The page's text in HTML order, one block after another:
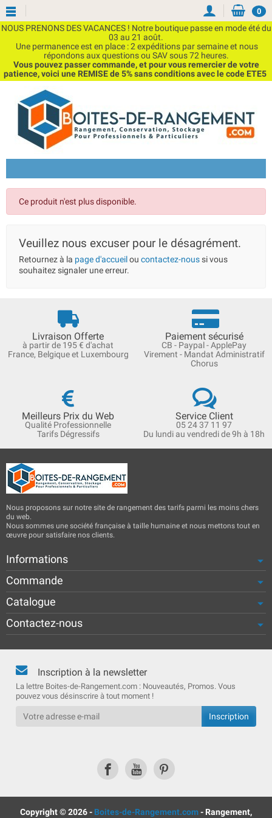
NOUS PRENONS DES VACANCES ! Notre boutique passe en mode été du
03 au 21 août.
Une permanence est en place : 2 expéditions par semaine et nous
répondons aux questions ou SAV sous 72 heures.
Vous pouvez passer commande, et pour vous remercier de votre
patience, voici une REMISE de 5% sans conditions avec le code ETE5
0
Ce produit n'est plus disponible.
Veuillez nous excuser pour le désagrément.
Retournez à la page d'accueilou contactez-noussi vous
souhaitez signaler une erreur.
Livraison Offerte
à partir de 195 € d'achat
France, Belgique et Luxembourg
Paiement sécurisé
CB - Paypal - ApplePay
Virement - Mandat Administratif
Chorus
Meilleurs Prix du Web
Qualité Professionnelle
Tarifs Dégressifs
Service Client
05 24 37 11 97
Du lundi au vendredi de 9h à 18h
Nous proposons sur notre site de rangement des tarifs parmi les moins chers
du web.
Nous sommes une société française à taille humaine et nous mettons tout en
œuvre pour satisfaire nos clients.
Informations
Commande
Catalogue
Contactez-nous
Inscription à la newsletter
La lettre Boites-de-Rangement.com : Nouveautés, Promos. Vous
pouvez vous désinscrire à tout moment !
Copyright © 2026 - Boites-de-Rangement.com- Rangement,